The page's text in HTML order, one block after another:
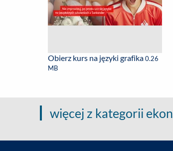
Obierz kurs na języki grafika0.26
MB
więcej z kategorii